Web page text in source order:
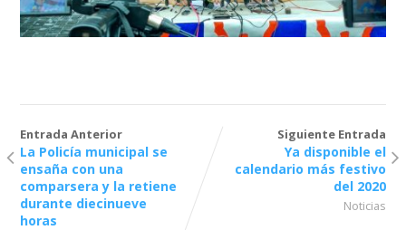
Entrada Anterior
La Policía municipal se
ensaña con una
comparsera y la retiene
durante diecinueve
horas
Siguiente Entrada
Ya disponible el
calendario más festivo
del 2020
Noticias